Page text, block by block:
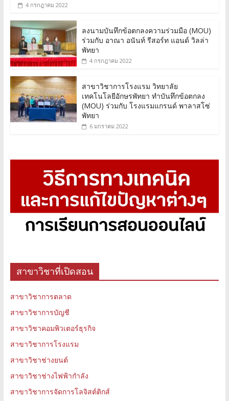
4 กรกฎาคม 2022
ลงนามบันทึกข้อตกลงความร่วมมือ (MOU)
ร่วมกับ อาณา อนันท์ รีสอร์ท แอนด์ วิลล่า
พัทยา
4 กรกฎาคม 2022
สาขาวิชาการโรงแรม วิทยาลัย
เทคโนโลยีอักษรพัทยา ทำบันทึกข้อตกลง
(MOU) ร่วมกับ โรงแรมแกรนด์ พาลาสโซ่
พัทยา
6 มกราคม 2022
สาขาวิชาที่เปิดสอน
สาขาวิชาการตลาด
สาขาวิชาการบัญชี
สาขาวิชาคอมพิวเตอร์ธุรกิจ
สาขาวิชาการโรงแรม
สาขาวิชาช่างยนต์
สาขาวิชาช่างไฟฟ้ากำลัง
สาขาวิชาการจัดการโลจิสต์ติกส์